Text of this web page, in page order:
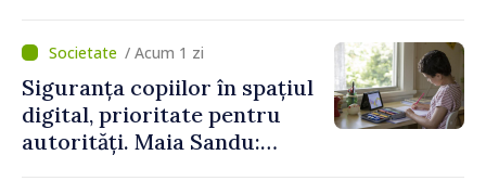
de vârf a concediilor
/ Acum 1 zi
Siguranța copiilor în spațiul
digital, prioritate pentru
autorități. Maia Sandu: